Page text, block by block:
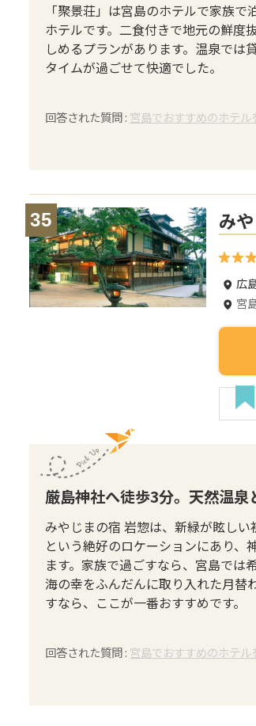
「聚景荘」は宮島のホテルで家族
ホテルです。二食付きで地元の鮮度
しめるプランがあります。温泉で
タイムが過ごせて快適でした。
回答された質問 : 宮島でおすすめのホテル
35 み
広
宮
厳島神社へ徒歩3分。天然温泉
みやじまの宿 岩惣は、新緑が眩し
という絶好のロケーションにあり
ます。家族で過ごすなら、宮島では
海の幸をふんだんに取り入れた月替
すなら、ここが一番おすすめです。
回答された質問 : 宮島でおすすめのホテル